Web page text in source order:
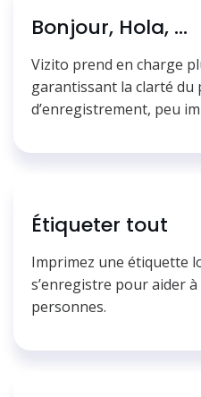
Bonjour, Hola, ...
Vizito prend en charge
garantissant la clarté du
d’enregistrement, peu
Étiqueter tout
Imprimez une étiquette
s’enregistre pour aider
personnes.